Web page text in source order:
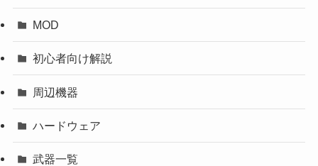
MOD
初心者向け解説
周辺機器
ハードウェア
武器一覧